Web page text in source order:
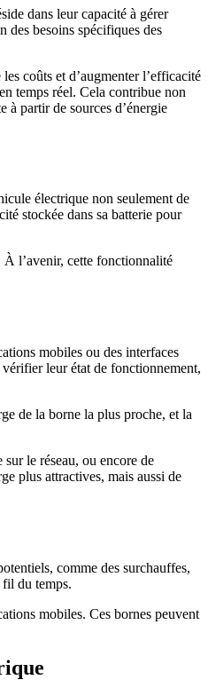
dans leur capacité à gérer
des besoins spécifiques des
coûts et d’augmenter l’efficacité
temps réel. Cela contribue non
à partir de sources d’énergie
électrique non seulement de
stockée dans sa batterie pour
À l’avenir, cette fonctionnalité
mobiles ou des interfaces
leur état de fonctionnement,
de la borne la plus proche, et la
le réseau, ou encore de
plus attractives, mais aussi de
comme des surchauffes,
du temps.
mobiles. Ces bornes peuvent